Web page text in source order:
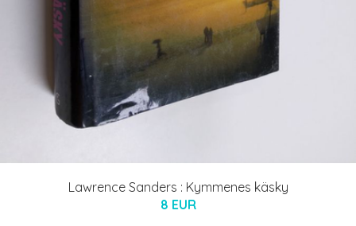
Lawrence Sanders : Kymmenes käsky
8 EUR